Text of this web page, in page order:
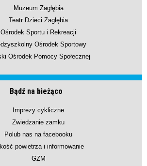
Muzeum Zagłębia
Teatr Dzieci Zagłębia
Ośrodek Sportu i Rekreacji
Ośrodek Sportowy
Ośrodek Pomocy Społecznej
Bądź na bieżąco
Imprezy cykliczne
Zwiedzanie zamku
Polub nas na facebooku
powietrza i informowanie
GZM